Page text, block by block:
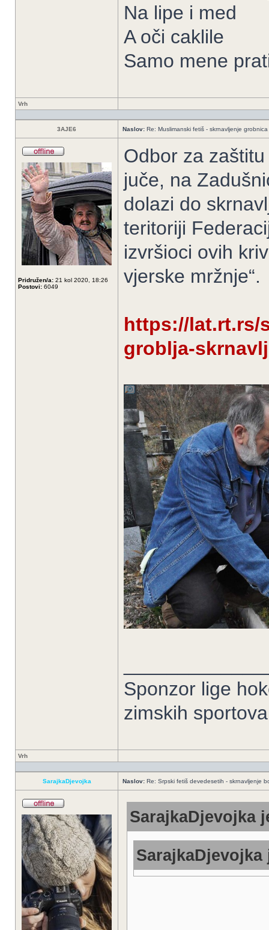
Na lipe i med
A oči caklile
Samo mene
Vrh
3AJE6 Naslov: Re: Muslimanski fetiš - skrnavljenje
Pridružen/a: 21 kol 2020, 18:26
Postovi: 6049
Odbor za
juče, na
dolazi do
teritoriji
izvršioci ovih
vjerske mržnje“.
https://lat.rt.rs/
groblja-
Sponzor lige
zimskih
Vrh
SarajkaDjevojka Naslov: Re: Srpski fetiš devedesetih - skrnavljenje
SarajkaDjevojka